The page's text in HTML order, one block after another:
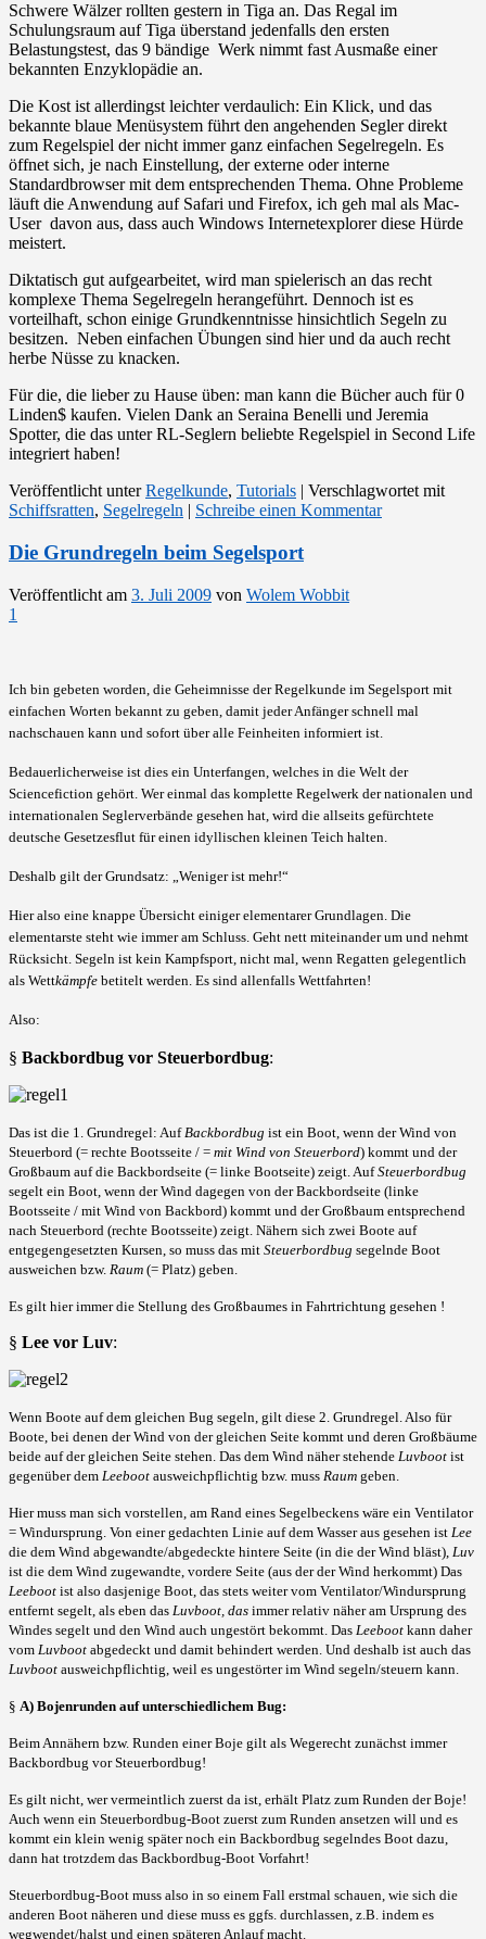
Schwere Wälzer rollten gestern in Tiga an. Das Regal im
Schulungsraum auf Tiga überstand jedenfalls den ersten
Belastungstest, das 9 bändige Werk nimmt fast Ausmaße einer
bekannten Enzyklopädie an.
Die Kost ist allerdingst leichter verdaulich: Ein Klick, und das
bekannte blaue Menüsystem führt den angehenden Segler direkt
zum Regelspiel der nicht immer ganz einfachen Segelregeln. Es
öffnet sich, je nach Einstellung, der externe oder interne
Standardbrowser mit dem entsprechenden Thema. Ohne Probleme
läuft die Anwendung auf Safari und Firefox, ich geh mal als Mac-
User davon aus, dass auch Windows Internetexplorer diese Hürde
meistert.
Diktatisch gut aufgearbeitet, wird man spielerisch an das recht
komplexe Thema Segelregeln herangeführt. Dennoch ist es
vorteilhaft, schon einige Grundkenntnisse hinsichtlich Segeln zu
besitzen. Neben einfachen Übungen sind hier und da auch recht
herbe Nüsse zu knacken.
Für die, die lieber zu Hause üben: man kann die Bücher auch für 0
Linden$ kaufen. Vielen Dank an Seraina Benelli und Jeremia
Spotter, die das unter RL-Seglern beliebte Regelspiel in Second Life
integriert haben!
Veröffentlicht unter Regelkunde, Tutorials | Verschlagwortet mit
Schiffsratten, Segelregeln | Schreibe einen Kommentar
Die Grundregeln beim Segelsport
Veröffentlicht am 3. Juli 2009 von Wolem Wobbit
1
Ich bin gebeten worden, die Geheimnisse der Regelkunde im Segelsport mit
einfachen Worten bekannt zu geben, damit jeder Anfänger schnell mal
nachschauen kann und sofort über alle Feinheiten informiert ist.
Bedauerlicherweise ist dies ein Unterfangen, welches in die Welt der
Sciencefiction gehört. Wer einmal das komplette Regelwerk der nationalen und
internationalen Seglerverbände gesehen hat, wird die allseits gefürchtete
deutsche Gesetzesflut für einen idyllischen kleinen Teich halten.
Deshalb gilt der Grundsatz: „Weniger ist mehr!“
Hier also eine knappe Übersicht einiger elementarer Grundlagen. Die
elementarste steht wie immer am Schluss. Geht nett miteinander um und nehmt
Rücksicht. Segeln ist kein Kampfsport, nicht mal, wenn Regatten gelegentlich
als Wettkämpfe betitelt werden. Es sind allenfalls Wettfahrten!
Also:
§ Backbordbug vor Steuerbordbug:
Das ist die 1. Grundregel: Auf Backbordbug ist ein Boot, wenn der Wind von
Steuerbord (= rechte Bootsseite / = mit Wind von Steuerbord) kommt und der
Großbaum auf die Backbordseite (= linke Bootseite) zeigt. AufSteuerbordbug
segelt ein Boot, wenn der Wind dagegen von der Backbordseite (linke
Bootsseite / mit Wind von Backbord) kommt und der Großbaum entsprechend
nach Steuerbord (rechte Bootsseite) zeigt. Nähern sich zwei Boote auf
entgegengesetzten Kursen, so muss das mit Steuerbordbug segelnde Boot
ausweichen bzw. Raum (= Platz) geben.
Es gilt hier immer die Stellung des Großbaumes in Fahrtrichtung gesehen !
§ Lee vor Luv:
Wenn Boote auf dem gleichen Bug segeln, gilt diese 2. Grundregel. Also für
Boote, bei denen der Wind von der gleichen Seite kommt und deren Großbäume
beide auf der gleichen Seite stehen. Das dem Wind näher stehende Luvboot ist
gegenüber dem Leeboot ausweichpflichtig bzw. muss Raum geben.
Hier muss man sich vorstellen, am Rand eines Segelbeckens wäre ein Ventilator
= Windursprung. Von einer gedachten Linie auf dem Wasser aus gesehen ist Lee
die dem Wind abgewandte/abgedeckte hintere Seite (in die der Wind bläst), Luv
ist die dem Wind zugewandte, vordere Seite (aus der der Wind herkommt) Das
Leeboot ist also dasjenige Boot, das stets weiter vom Ventilator/Windursprung
entfernt segelt, als eben das Luvboot, das immer relativ näher am Ursprung des
Windes segelt und den Wind auch ungestört bekommt. Das Leeboot kann daher
vom Luvboot abgedeckt und damit behindert werden. Und deshalb ist auch das
Luvboot ausweichpflichtig, weil es ungestörter im Wind segeln/steuern kann.
§ A) Bojenrunden auf unterschiedlichem Bug:
Beim Annähern bzw. Runden einer Boje gilt als Wegerecht zunächst immer
Backbordbug vor Steuerbordbug!
Es gilt nicht, wer vermeintlich zuerst da ist, erhält Platz zum Runden der Boje!
Auch wenn ein Steuerbordbug-Boot zuerst zum Runden ansetzen will und es
kommt ein klein wenig später noch ein Backbordbug segelndes Boot dazu,
dann hat trotzdem das Backbordbug-Boot Vorfahrt!
Steuerbordbug-Boot muss also in so einem Fall erstmal schauen, wie sich die
anderen Boot näheren und diese muss es ggfs. durchlassen, z.B. indem es
wegwendet/halst und einen späteren Anlauf macht.